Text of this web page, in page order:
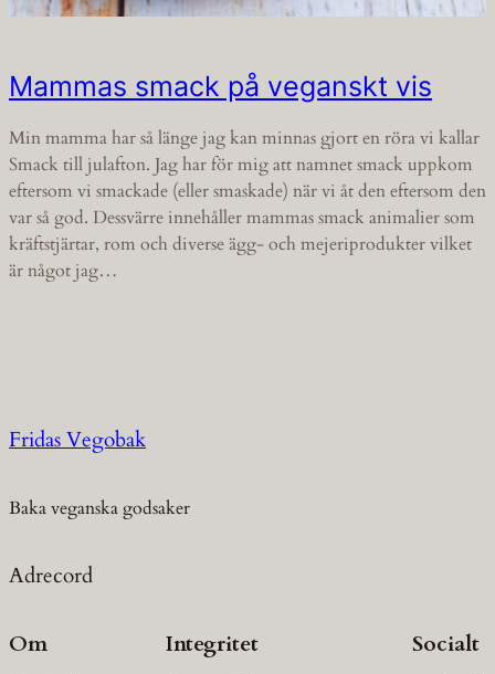
Mammas smack på veganskt vis
Min mamma har så länge jag kan minnas gjort en röra vi kallar
Smack till julafton. Jag har för mig att namnet smack uppkom
eftersom vi smackade (eller smaskade) när vi åt den eftersom den
var så god. Dessvärre innehåller mammas smack animalier som
kräftstjärtar, rom och diverse ägg- och mejeriprodukter vilket
är något jag…
Fridas Vegobak
Baka veganska godsaker
Adrecord
Om Integritet Socialt